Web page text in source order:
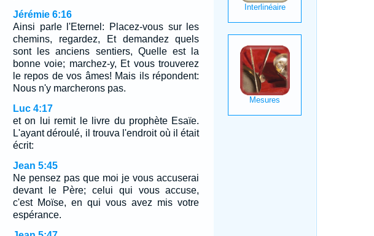
Jérémie 6:16
Ainsi parle l'Eternel: Placez-vous sur les
chemins, regardez, Et demandez quels
sont les anciens sentiers, Quelle est la
bonne voie; marchez-y, Et vous trouverez
le repos de vos âmes! Mais ils répondent:
Nous n'y marcherons pas.
Luc 4:17
et on lui remit le livre du prophète Esaïe.
L'ayant déroulé, il trouva l'endroit où il était
écrit:
Jean 5:45
Ne pensez pas que moi je vous accuserai
devant le Père; celui qui vous accuse,
c'est Moïse, en qui vous avez mis votre
espérance.